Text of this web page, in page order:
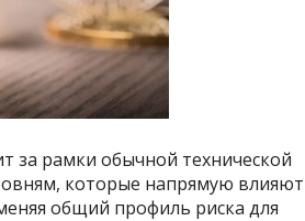
за рамки обычной технической
которые напрямую влияют
общий профиль риска для